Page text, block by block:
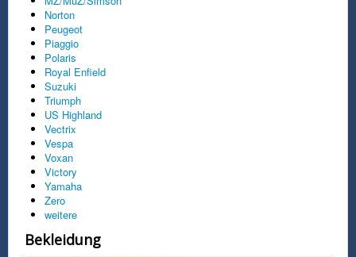
Norton
Peugeot
Piaggio
Polaris
Royal Enfield
Suzuki
Triumph
US Highland
Vectrix
Vespa
Voxan
Victory
Yamaha
Zero
weitere
Bekleidung